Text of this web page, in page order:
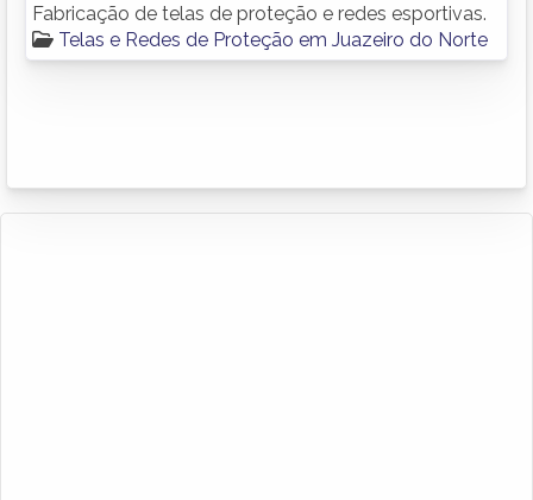
Fabricação de telas de proteção e redes esportivas.
Telas e Redes de Proteção em Juazeiro do Norte